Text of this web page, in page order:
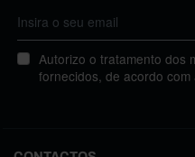
Autorizo o tratamento dos
fornecidos, de acordo com